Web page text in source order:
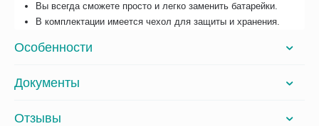
Вы всегда сможете просто и легко заменить батарейки.
В комплектации имеется чехол для защиты и хранения.
Особенности
Документы
Отзывы